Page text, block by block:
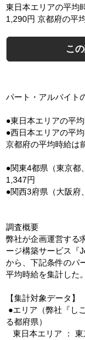
東日本エリアの平均
1,290円 京都府の平
こ
パート・アルバイ
●東日本エリアの平
●西日本エリアの平
京都府の平均時給は
●関東4都県（東京都
1,347円
●関西3府県（大阪府
調査概要
弊社が企画運営する
ージ構築サービス『
から、下記条件のパ
平均時給を集計した。
【集計対象データ】
●エリア（弊社『し
る都府県）
東日本エリア ： 東